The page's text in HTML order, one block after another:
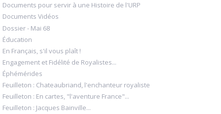
Documents pour servir à une Histoire de l'URP
Documents Vidéos
Dossier - Mai 68
Éducation
En Français, s'il vous plaît !
Engagement et Fidélité de Royalistes...
Éphémérides
Feuilleton : Chateaubriand, l'enchanteur royaliste
Feuilleton : En cartes, "l'aventure France"...
Feuilleton : Jacques Bainville...